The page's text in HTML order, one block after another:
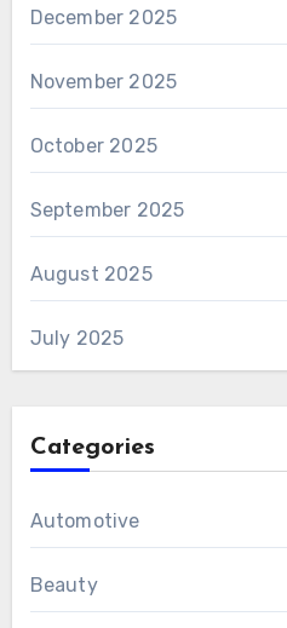
December 2025
November 2025
October 2025
September 2025
August 2025
July 2025
Categories
Automotive
Beauty